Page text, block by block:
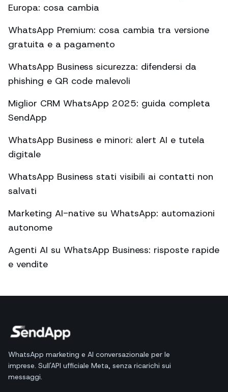
Europa: cosa cambia
WhatsApp Premium: cosa cambia tra versione
gratuita e a pagamento
WhatsApp Business sicurezza: difendersi da
phishing e QR code malevoli
Miglior CRM WhatsApp 2025: guida completa
SendApp
WhatsApp Business e minori: alert AI e tutela
digitale
WhatsApp Business stati visibili ai contatti non
salvati
Marketing AI-native su WhatsApp: automazioni
autonome
Agenti AI su WhatsApp Business: risposte rapide
e vendite
WhatsApp marketing e AI conversazionale per le
imprese. Sull'API ufficiale Meta, senza ricarichi sui
messaggi.